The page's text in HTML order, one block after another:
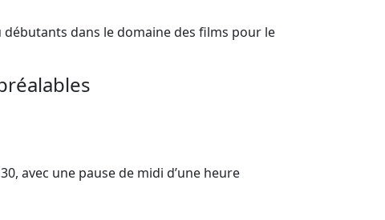
dans le domaine des films pour le
avec une pause de midi d’une heure